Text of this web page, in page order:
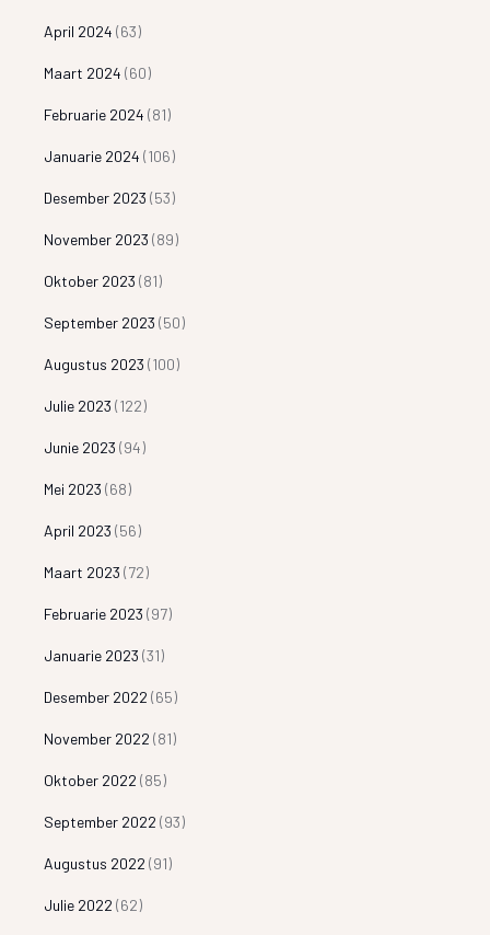
April 2024 (63)
Maart 2024 (60)
Februarie 2024 (81)
Januarie 2024 (106)
Desember 2023 (53)
November 2023 (89)
Oktober 2023 (81)
September 2023 (50)
Augustus 2023 (100)
Julie 2023 (122)
Junie 2023 (94)
Mei 2023 (68)
April 2023 (56)
Maart 2023 (72)
Februarie 2023 (97)
Januarie 2023 (31)
Desember 2022 (65)
November 2022 (81)
Oktober 2022 (85)
September 2022 (93)
Augustus 2022 (91)
Julie 2022 (62)